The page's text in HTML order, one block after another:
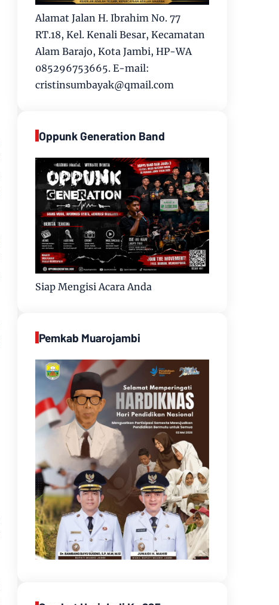
Alamat Jalan H. Ibrahim No. 77
RT.18, Kel. Kenali Besar, Kecamatan
Alam Barajo, Kota Jambi, HP-WA
085296753665. E-mail:
cristinsumbayak@qmail.com
Oppunk Generation Band
Siap Mengisi Acara Anda
Pemkab Muarojambi